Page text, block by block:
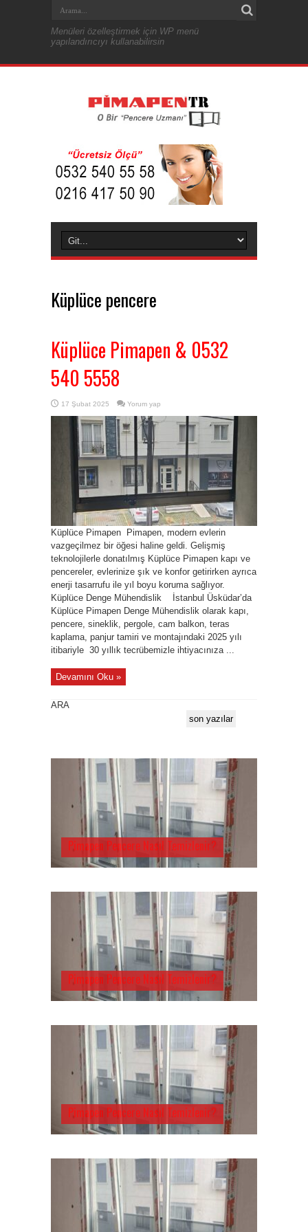
Menüleri özelleştirmek için WP menü
yapılandırıcıyı kullanabilirsin
Küplüce pencere
Küplüce Pimapen & 0532
540 5558
17 Şubat 2025 Yorum yap
Küplüce Pimapen Pimapen, modern evlerin
vazgeçilmez bir öğesi haline geldi. Gelişmiş
teknolojilerle donatılmış Küplüce Pimapen kapı ve
pencereler, evlerinize şık ve konfor getirirken ayrıca
enerji tasarrufu ile yıl boyu koruma sağlıyor.
Küplüce Denge Mühendislik İstanbul Üsküdar’da
Küplüce Pimapen Denge Mühendislik olarak kapı,
pencere, sineklik, pergole, cam balkon, teras
kaplama, panjur tamiri ve montajındaki 2025 yılı
itibariyle 30 yıllık tecrübemizle ihtiyacınıza ...
Devamını Oku »
ARA
son yazılar
Pimapen Pencere Nasıl Temizlenir?
Pimapen Pencere Nasıl Temizlenir?
Pimapen Pencere Nasıl Temizlenir?